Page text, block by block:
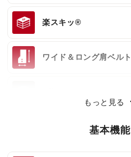
楽スキッ®
ワイド＆ロング肩ベルト
もっと見る
基本機能